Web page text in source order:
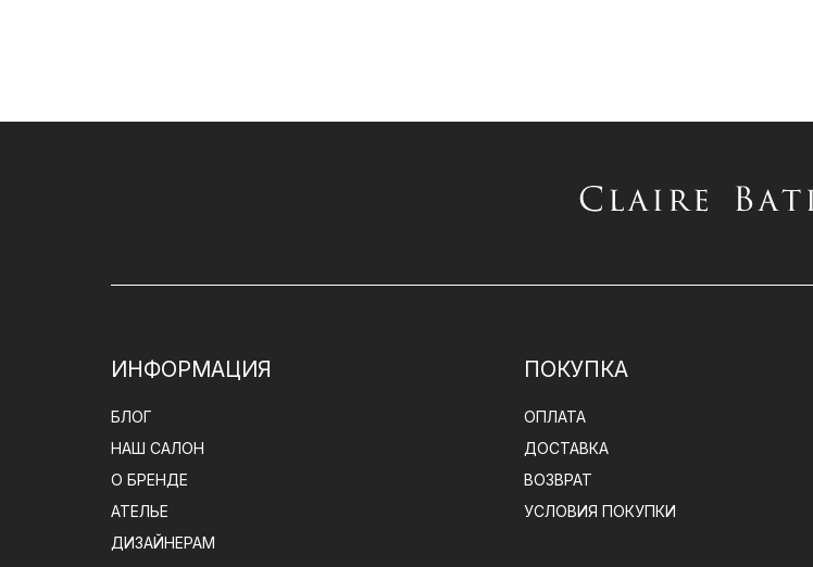
ИНФОРМАЦИЯ
БЛОГ
НАШ САЛОН
О БРЕНДЕ
АТЕЛЬЕ
ДИЗАЙНЕРАМ
ПОКУПКА
ОПЛАТА
ДОСТАВКА
ВОЗВРАТ
УСЛОВИЯ ПОКУПКИ